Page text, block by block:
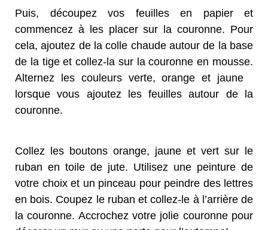
Puis, découpez vos feuilles en papier et
commencez à les placer sur la couronne. Pour
cela, ajoutez de la colle chaude autour de la base
de la tige et collez-la sur la couronne en mousse.
Alternez les couleurs verte, orange et jaune
lorsque vous ajoutez les feuilles autour de la
couronne.
Collez les boutons orange, jaune et vert sur le
ruban en toile de jute. Utilisez une peinture de
votre choix et un pinceau pour peindre des lettres
en bois. Coupez le ruban et collez-le à l’arrière de
la couronne. Accrochez votre jolie couronne pour